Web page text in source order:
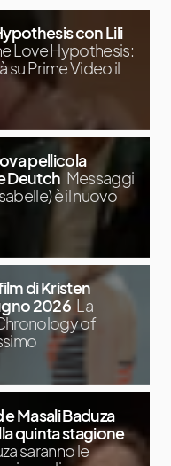
con Lili
Love Hypothesis:
su Prime Video il
pellicola
Deutch Messaggi
è il nuovo
di Kristen
2026 La
of
Masali Baduza
quinta stagione
saranno le